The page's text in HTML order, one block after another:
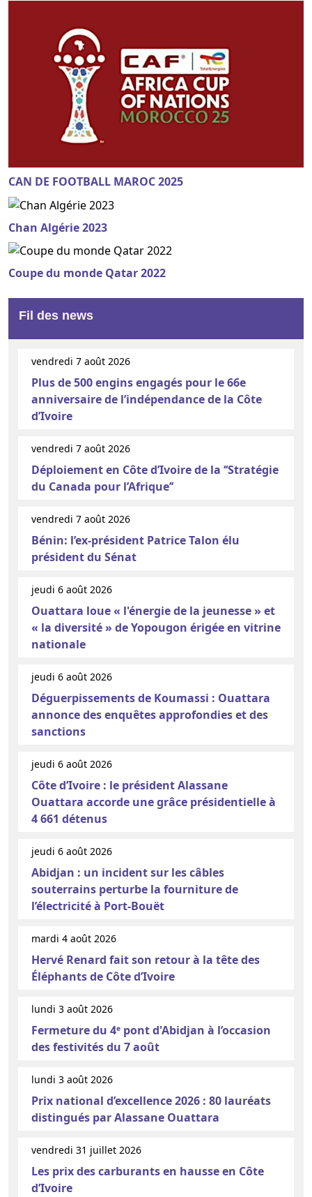
CAN DE FOOTBALL MAROC 2025
Chan Algérie 2023
Coupe du monde Qatar 2022
Fil des news
vendredi 7 août 2026
Plus de 500 engins engagés pour le 66e
anniversaire de l’indépendance de la Côte
d’Ivoire
vendredi 7 août 2026
Déploiement en Côte d’Ivoire de la ‘‘Stratégie
du Canada pour l’Afrique’’
vendredi 7 août 2026
Bénin: l’ex-président Patrice Talon élu
président du Sénat
jeudi 6 août 2026
Ouattara loue « l'énergie de la jeunesse » et
« la diversité » de Yopougon érigée en vitrine
nationale
jeudi 6 août 2026
Déguerpissements de Koumassi : Ouattara
annonce des enquêtes approfondies et des
sanctions
jeudi 6 août 2026
Côte d’Ivoire : le président Alassane
Ouattara accorde une grâce présidentielle à
4 661 détenus
jeudi 6 août 2026
Abidjan : un incident sur les câbles
souterrains perturbe la fourniture de
l’électricité à Port-Bouët
mardi 4 août 2026
Hervé Renard fait son retour à la tête des
Éléphants de Côte d’Ivoire
lundi 3 août 2026
Fermeture du 4ᵉ pont d'Abidjan à l’occasion
des festivités du 7 août
lundi 3 août 2026
Prix national d’excellence 2026 : 80 lauréats
distingués par Alassane Ouattara
vendredi 31 juillet 2026
Les prix des carburants en hausse en Côte
d’Ivoire